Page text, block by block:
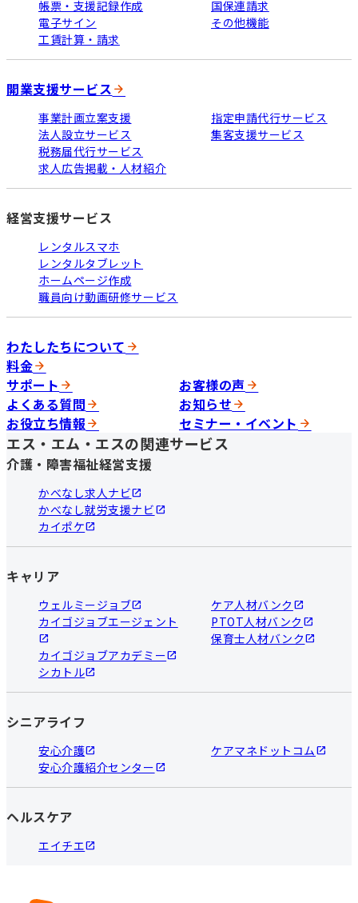
帳票・支援記録作成
電子サイン
工賃計算・請求
国保連請求
その他機能
開業支援サービス
事業計画立案支援
法人設立サービス
税務届代行サービス
求人広告掲載・人材紹介
指定申請代行サービス
集客支援サービス
経営支援サービス
レンタルスマホ
レンタルタブレット
ホームページ作成
職員向け動画研修サービス
わたしたちについて
料金
サポート
お客様の声
よくある質問
お知らせ
お役立ち情報
セミナー・イベント
エス・エム・エスの関連サービス
介護・障害福祉経営支援
かべなし求人ナビ
かべなし就労支援ナビ
カイポケ
キャリア
ウェルミージョブ
カイゴジョブエージェント
カイゴジョブアカデミー
シカトル
ケア人材バンク
PTOT人材バンク
保育士人材バンク
シニアライフ
安心介護
安心介護紹介センター
ケアマネドットコム
ヘルスケア
エイチエ